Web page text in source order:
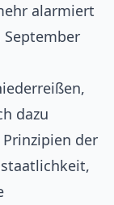
alarmiert
dazu
der